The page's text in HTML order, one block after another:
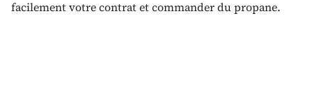
facilement votre contrat et commander du propane.